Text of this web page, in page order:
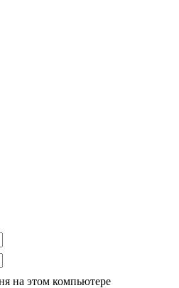
на этом компьютере